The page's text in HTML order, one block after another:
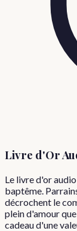
Livre d'Or
Le livre d'or
baptême.
décrochent le
plein d'amour
cadeau d'une